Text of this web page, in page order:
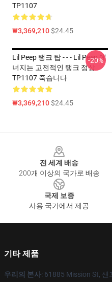
TP1107
₩3,369,210$24.45
Lil Peep 탱크 탑 - - - Lil Peep 에
너지는 고전적인 탱크 정상
TP1107 죽습니다
₩3,369,210$24.45
-20%
전 세계 배송
200개 이상의 국가로 배송
국제 보증
사용 국가에서 제공
기타 제품
우리의 본사: 61885 Mission St, 샌